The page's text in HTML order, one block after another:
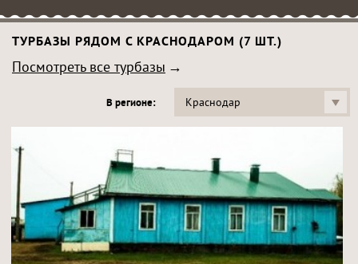
ТУРБАЗЫ РЯДОМ С КРАСНОДАРОМ (7 ШТ.)
Посмотреть все турбазы
В регионе: Краснодар